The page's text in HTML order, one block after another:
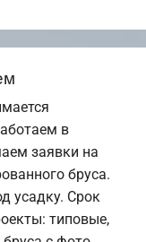
в
заявки на
бруса.
усадку. Срок
типовые,